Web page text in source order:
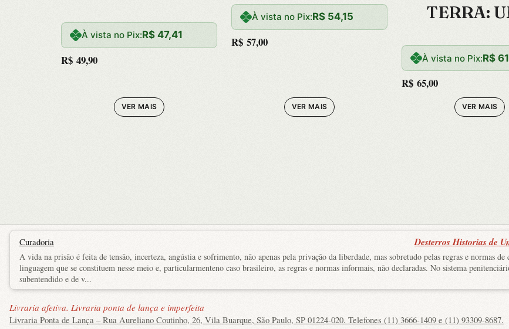
BATE-PAPOS
À vista no Pix:R$ 47,41
R$ 49,90
VER MAIS
Traducao do Texto
À vista no Pix:R$ 54,15
R$ 57,00
VER MAIS
TERRA:
À vista no Pix:R$
R$ 65,00
VER MAIS
Curadoria Desterros Historias de
A vida na prisão é feita de tensão, incerteza, angústia e sofrimento, não apenas pela privação da liberdade, mas sobretudo pelas regras e normas de
linguagem que se constituem nesse meio e, particularmenteno caso brasileiro, as regras e normas informais, não declaradas. No sistema
subentendido e de v...
Livraria afetiva. Livraria ponta de lança e imperfeita
Livraria Ponta de Lança – Rua Aureliano Coutinho, 26, Vila Buarque, São Paulo, SP 01224-020. Telefones (11) 3666-1409 e (11) 93309-8687.